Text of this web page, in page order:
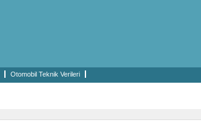
Otomobil Teknik Verileri